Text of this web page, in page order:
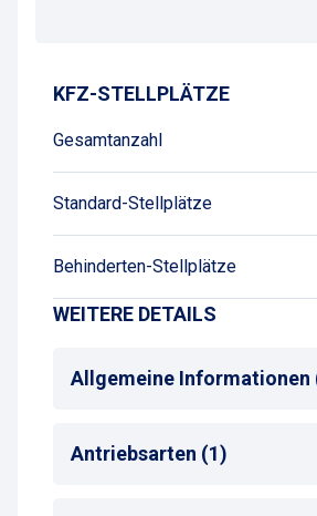
KFZ-STELLPLÄTZE
Gesamtanzahl
Standard-Stellplätze
Behinderten-Stellplätze
WEITERE DETAILS
Allgemeine Informationen
Mehrsprachige Bedienung am
Zahlautomaten
Antriebsarten (1)